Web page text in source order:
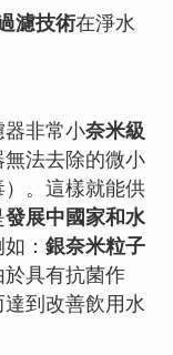
濾技術在淨水
非常小奈米級
法去除的微小
。這樣就能供
發展中國家和水
： 銀奈米粒子
具有抗菌作
到改善飲用水